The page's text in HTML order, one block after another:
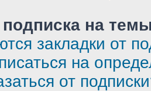
на
закладки от
на
от